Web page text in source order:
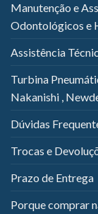
Manutenção e
Odontológicos e
Assistência
Turbina
Nakanishi ,
Dúvidas
Trocas e
Prazo de Entrega
Porque comprar